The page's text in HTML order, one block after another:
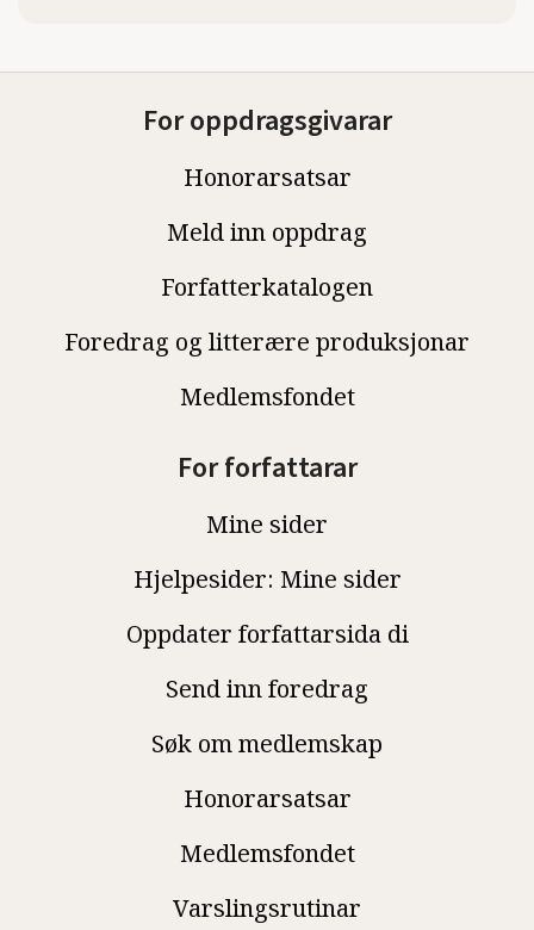
For oppdragsgivarar
Honorarsatsar
Meld inn oppdrag
Forfatterkatalogen
Foredrag og litterære produksjonar
Medlemsfondet
For forfattarar
Mine sider
Hjelpesider: Mine sider
Oppdater forfattarsida di
Send inn foredrag
Søk om medlemskap
Honorarsatsar
Medlemsfondet
Varslingsrutinar